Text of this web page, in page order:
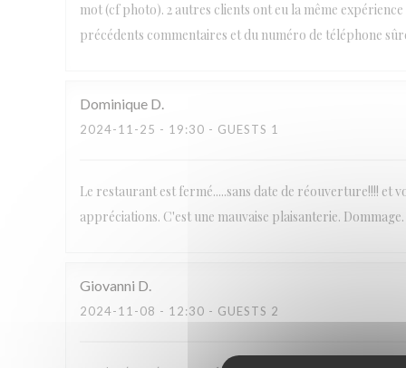
mot (cf photo). 2 autres clients ont eu la même
précédents commentaires et du numéro de téléphone
Dominique D
2024-11-25 - 19:30 - GUESTS 1
Le restaurant est fermé.....sans date de réouverture!!!! et
appréciations. C'est une mauvaise plaisanterie. Dommage.
Giovanni D
2024-11-08 - 12:30 - GUESTS 2